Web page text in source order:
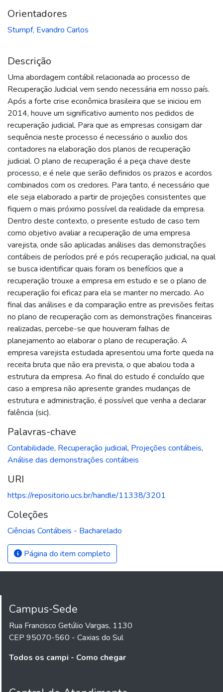
Orientadores
Stumpf, Evandro Carlos
Descrição
Uma abordagem contábil relacionada ao processo de
Recuperação Judicial vem sendo necessária em nosso país.
Após a forte crise econômica brasileira que se iniciou em
2014, houve um significativo aumento nos pedidos de
recuperação judicial. Para que as empresas consigam dar
sequência neste processo é necessário o auxílio dos
contadores na elaboração dos planos de recuperação
judicial. O plano de recuperação é a peça chave deste
processo, e é nele que serão definidos os prazos e acordos
combinados com os credores. Para tanto, é necessário que
ele seja elaborado a partir de projeções consistentes que
fiquem o mais próximo possível da realidade da empresa.
Dentro deste contexto, o presente estudo de caso tem
como objetivo avaliar a recuperação de uma empresa
varejista, onde são aplicadas análises das demonstrações
contábeis de períodos pré e pós recuperação judicial, na qual
se busca identificar quais foram os benefícios que a
recuperação trouxe a empresa em estudo e se o plano de
recuperação foi eficaz para ela se manter no mercado. Ao
final das análises e da comparação entre as previsões feitas
no plano de recuperação com as demonstrações financeiras
realizadas, percebe-se que houveram falhas de
planejamento ao elaborar o plano de recuperação. A
empresa varejista estudada apresentou uma forte queda na
receita bruta que não era prevista, o que abalou toda a
estrutura da empresa. Ao final do estudo é concluído que
caso a empresa não apresente grandes mudanças de
estrutura e administração, é possível que venha a declarar
falência (sic).
Palavras-chave
Contabilidade, Recuperação judicial, Projeções contábeis,
Análise das demonstrações contábeis
URI
https://repositorio.ucs.br/handle/11338/3201
Coleções
Ciências Contábeis - Bacharelado
Página do item completo
Campus-Sede
Rua Francisco Getúlio Vargas, 1130
CEP 95070-560 - Caxias do Sul
Todos os campi - Como chegar